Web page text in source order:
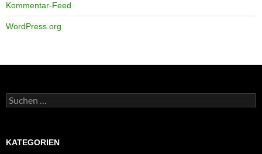
Kommentar-Feed
WordPress.org
Suchen
nach:
KATEGORIEN